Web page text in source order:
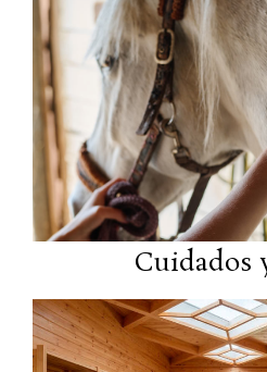
Cuidados